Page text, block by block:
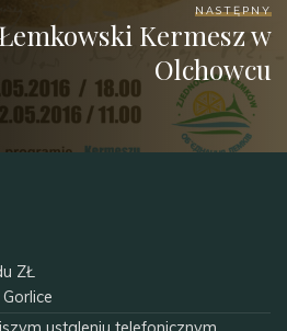
NASTĘPNY
Kermesz w
Olchowcu
ZŁ